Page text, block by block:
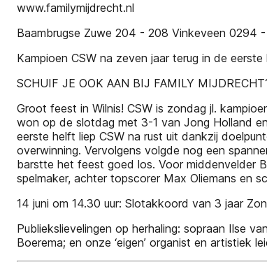
www.familymijdrecht.nl
Baambrugse Zuwe 204 - 208 Vinkeveen 0294
Kampioen CSW na zeven jaar terug in de eerste
SCHUIF JE OOK AAN BIJ FAMILY
Groot feest in Wilnis! CSW is zondag jl.
won op de slotdag met 3-1 van Jong Holland
eerste helft liep CSW na rust uit dankzij
overwinning. Vervolgens volgde nog een
barstte het feest goed los. Voor middenvelder
spelmaker, achter topscorer Max Oliemans en
14 juni om 14.30 uur: Slotakkoord van 3 jaar
Publiekslievelingen op herhaling: sopraan Ilse
Boerema; en onze ‘eigen’ organist en artistiek